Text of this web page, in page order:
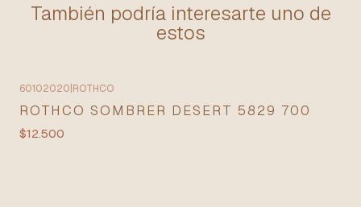
También podría interesarte uno de
estos
60102020 ROTHCO
ROTHCO SOMBRER DESERT 5829 700
$12.500